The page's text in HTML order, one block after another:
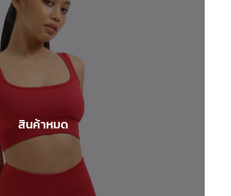
สินค้าหมด